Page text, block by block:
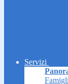
Servizi